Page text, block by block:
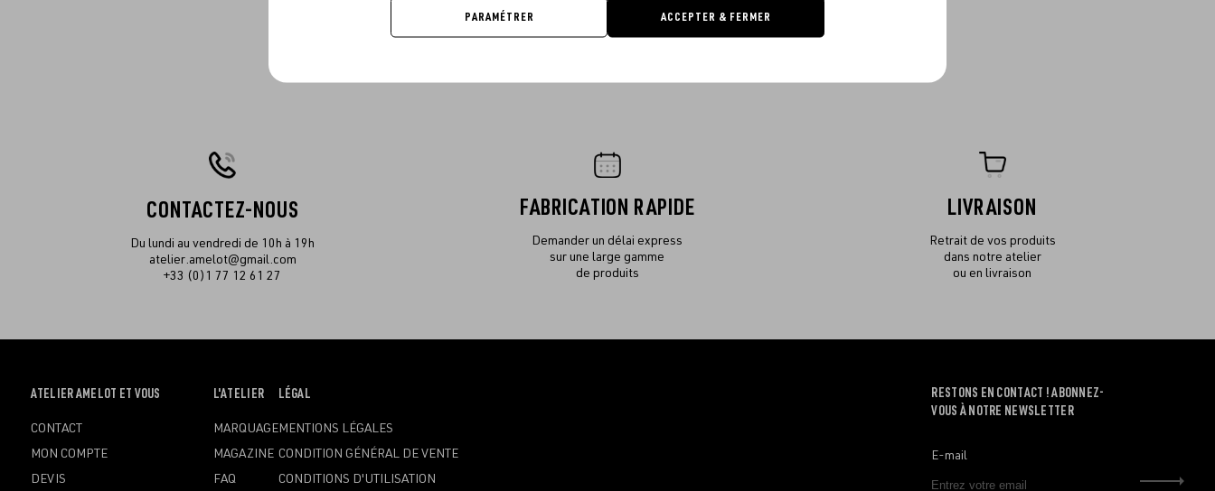
CONTACTEZ-NOUS
Du lundi au vendredi de 10h à 19h
atelier.amelot@gmail.com
+33 (0)1 77 12 61 27
FABRICATION RAPIDE
Demander un délai express
sur une large gamme
de produits
LIVRAISON
Retrait de vos produits
dans notre atelier
ou en livraison
OUVRIR
MENU
ATELIER AMELOT ET VOUS
CONTACT
MON COMPTE
DEVIS
OUVRIR
MENU
L'ATELIER
MARQUAGE
MAGAZINE
FAQ
OUVRIR
MENU
LÉGAL
MENTIONS LÉGALES
CONDITION GÉNÉRAL DE VENTE
CONDITIONS D'UTILISATION
RESTONS EN CONTACT ! ABONNEZ-
VOUS À NOTRE NEWSLETTER
E-mail
PARAMÉTRER ACCEPTER & FERMER